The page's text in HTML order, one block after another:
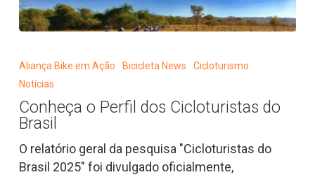
o
Perfil
Cicloturistas
do
Brasil
Aliança Bike em Ação Bicicleta News
Cicloturismo
Notícias
Conheça o Perfil dos Cicloturistas do
Brasil
O relatório geral da pesquisa "Cicloturistas do
Brasil 2025" foi divulgado oficialmente,